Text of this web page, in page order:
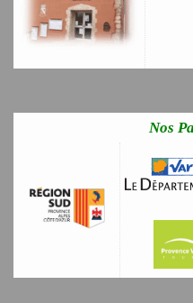
Nos